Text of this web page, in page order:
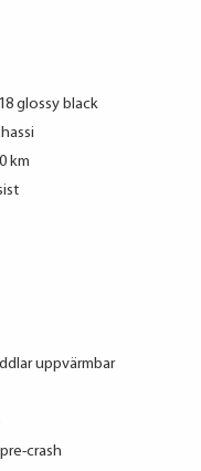
glossy black
km
uppvärmbar
crash